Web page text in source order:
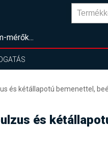
mérők...
és kétállapotú bemenettel,
és